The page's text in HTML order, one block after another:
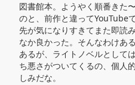
図書館本。ようやく順番きた
のと、前作と違ってYouTube
先が気になりすきてまた即読
なか良かった。そんなわけあ
あるが、ライトノベルとして
ち悪さがついてくるの、個人
しみだな。